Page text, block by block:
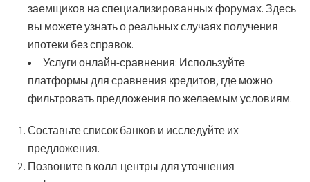
заемщиков на специализированных форумах. Здесь
вы можете узнать о реальных случаях получения
ипотеки без справок.
Услуги онлайн-сравнения: Используйте
платформы для сравнения кредитов, где можно
фильтровать предложения по желаемым условиям.
Составьте список банков и исследуйте их
предложения.
Позвоните в колл-центры для уточнения